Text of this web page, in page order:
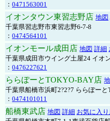
： 0471563001
イオンタウン東習志野店 地図
千葉県習志野市東習志野6-7-8
： 0474564101
イオンモール成田店 地図 詳細
千葉県成田市ウイング土屋24 イオ
： 0476227621
ららぽーとTOKYO-BAY店
千葉県船橋市浜町2?2?7 ららぽーと
： 0474101011
船橋東武店 地図 詳細 お気に入